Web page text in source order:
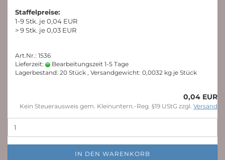
Staffelpreise:
1-9 Stk. je 0,04 EUR
> 9 Stk. je 0,03 EUR
Art.Nr.: 1536
Lieferzeit:
Bearbeitungszeit 1-5 Tage
Lagerbestand: 20 Stück , Versandgewicht: 0,0032 kg je Stück
0,04 EUR
Kein Steuerausweis gem. Kleinuntern.-Reg. §19 UStG zzgl. Versand
IN DEN WARENKORB